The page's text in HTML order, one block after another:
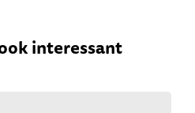
interessant